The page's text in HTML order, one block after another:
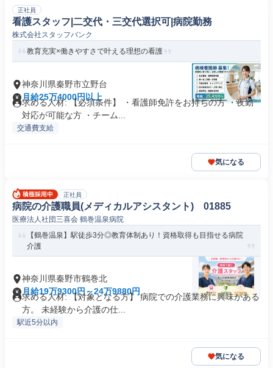
正社員
看護スタッフ|二交代・三交代選択可|病院勤務
株式会社スタッフバンク
教育充実×働きやすさで叶える理想の看護
神奈川県秦野市立野台
月給25万4000円以上
求める人材: 【必須条件】 ・看護師免許をお持ちの方 ・夜勤
対応が可能な方 ・チーム...
交通費支給
気になる
正社員
病院の介護職員(メディカルアシスタント) 01885
医療法人社団三喜会 鶴巻温泉病院
【鶴巻温泉】駅徒歩3分◎教育体制あり！資格取得も目指せる病院
介護
神奈川県秦野市鶴巻北
月給19万9300円～24万9880円
求める人材: 【対象となる方】 病院での介護業務に興味がある
方。 未経験から介護の仕...
駅近5分以内
気になる